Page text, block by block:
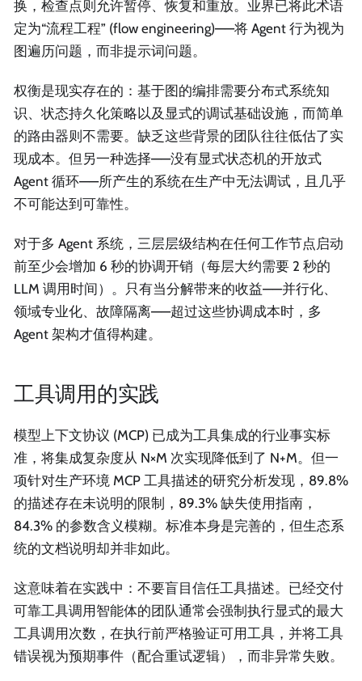
换，检查点则允许暂停、恢复和重放。业界已将此术语
定为“流程工程” (flow engineering)——将 Agent 行为视为
图遍历问题，而非提示词问题。
权衡是现实存在的：基于图的编排需要分布式系统知
识、状态持久化策略以及显式的调试基础设施，而简单
的路由器则不需要。缺乏这些背景的团队往往低估了实
现成本。但另一种选择——没有显式状态机的开放式
Agent 循环——所产生的系统在生产中无法调试，且几乎
不可能达到可靠性。
对于多 Agent 系统，三层层级结构在任何工作节点启动
前至少会增加 6 秒的协调开销（每层大约需要 2 秒的
LLM 调用时间）。只有当分解带来的收益——并行化、
领域专业化、故障隔离——超过这些协调成本时，多
Agent 架构才值得构建。
工具调用的实践
模型上下文协议 (MCP) 已成为工具集成的行业事实标
准，将集成复杂度从 N×M 次实现降低到了 N+M。但一
项针对生产环境 MCP 工具描述的研究分析发现，89.8%
的描述存在未说明的限制，89.3% 缺失使用指南，
84.3% 的参数含义模糊。标准本身是完善的，但生态系
统的文档说明却并非如此。
这意味着在实践中：不要盲目信任工具描述。已经交付
可靠工具调用智能体的团队通常会强制执行显式的最大
工具调用次数，在执行前严格验证可用工具，并将工具
错误视为预期事件（配合重试逻辑），而非异常失败。